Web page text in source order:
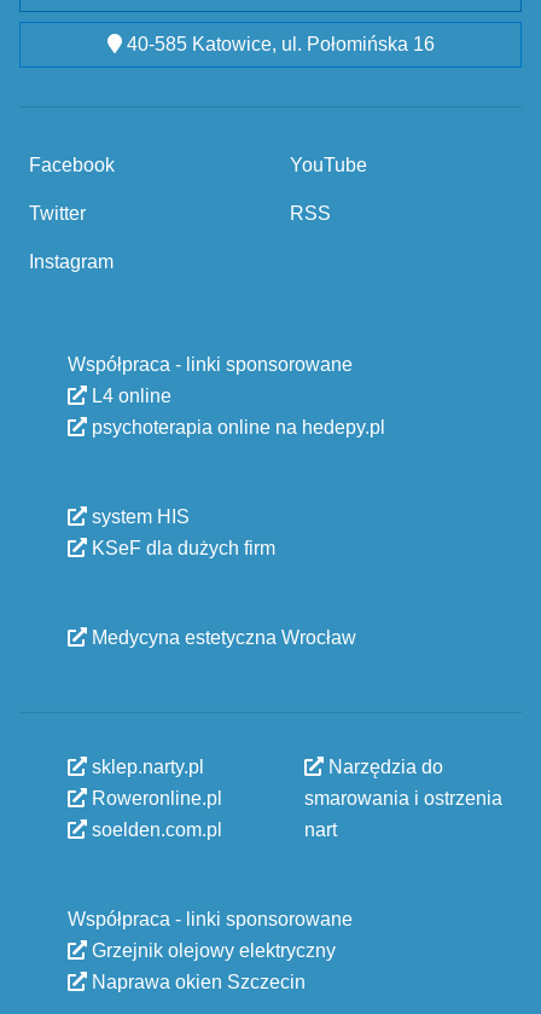
40-585 Katowice, ul. Połomińska 16
Facebook
Twitter
Instagram
YouTube
RSS
Współpraca - linki sponsorowane
L4 online
psychoterapia online na hedepy.pl
system HIS
KSeF dla dużych firm
Medycyna estetyczna Wrocław
sklep.narty.pl
Roweronline.pl
soelden.com.pl
Narzędzia do
smarowania i ostrzenia
nart
Współpraca - linki sponsorowane
Grzejnik olejowy elektryczny
Naprawa okien Szczecin